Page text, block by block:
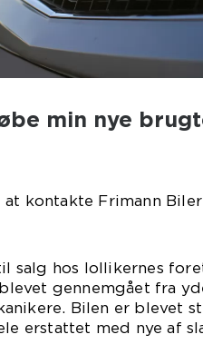
min nye
kontakte Frimann
salg hos lollikernes
gennemgået fra
Bilen er blevet
erstattet med nye af